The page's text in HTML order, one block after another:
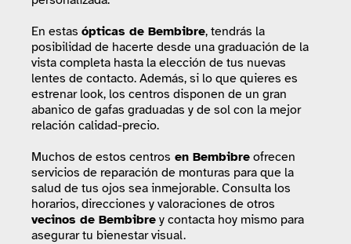
En estas ópticas de Bembibre, tendrás la
posibilidad de hacerte desde una graduación de la
vista completa hasta la elección de tus nuevas
lentes de contacto. Además, si lo que quieres es
estrenar look, los centros disponen de un gran
abanico de gafas graduadas y de sol con la mejor
relación calidad-precio.
Muchos de estos centros en Bembibre ofrecen
servicios de reparación de monturas para que la
salud de tus ojos sea inmejorable. Consulta los
horarios, direcciones y valoraciones de otros
vecinos de Bembibre y contacta hoy mismo para
asegurar tu bienestar visual.